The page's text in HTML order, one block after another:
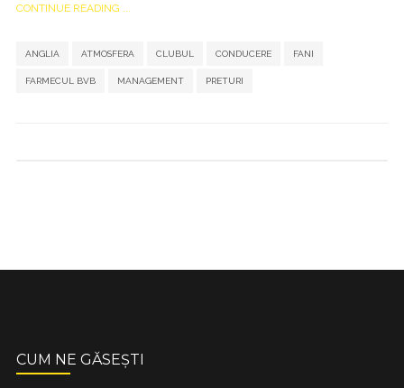
CONTINUE READING ...
ANGLIA ATMOSFERA CLUBUL CONDUCERE FANI
FARMECUL BVB MANAGEMENT PRETURI
CUM NE GĂSEȘTI